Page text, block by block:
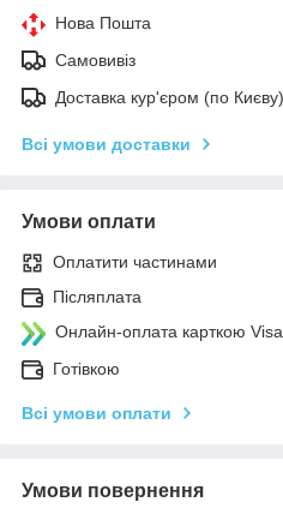
Нова Пошта
Самовивіз
Доставка кур'єром (по Києву)
Всі умови доставки
Умови оплати
Оплатити частинами
Післяплата
Онлайн-оплата карткою
Готівкою
Всі умови оплати
Умови повернення